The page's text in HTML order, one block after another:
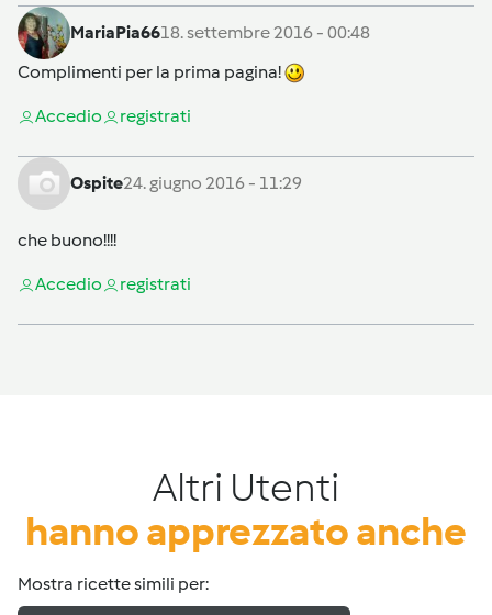
MariaPia6618. settembre 2016 - 00:48
Complimenti per la prima pagina!
Accedio registrati
Ospite24. giugno 2016 - 11:29
che buono!!!!
Accedio registrati
Altri Utenti
hanno apprezzato anche
Mostra ricette simili per: